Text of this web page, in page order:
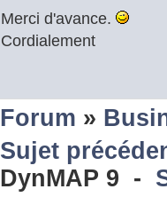
Merci d'avance.
Cordialement
Forum »
Sujet
DynMAP 9 -